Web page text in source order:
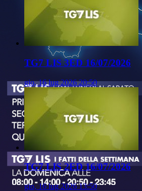
TG7 LIS 3ED 16/07/2026
gio, 16 lug 2026 20:50
TG7 LIS 2ED 16/07/2026
gio, 16 lug 2026 13:50